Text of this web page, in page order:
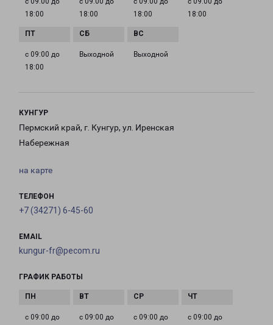
18:00
18:00
18:00
18:00
с 09:00 до
18:00
Выходной Выходной
КУНГУР
Пермский край, г. Кунгур, ул. Иренская
Набережная
на карте
ТЕЛЕФОН
+7 (34271) 6-45-60
EMAIL
kungur-fr@pecom.ru
ГРАФИК РАБОТЫ
с 09:00 до
с 09:00 до
с 09:00 до
с 09:00 до